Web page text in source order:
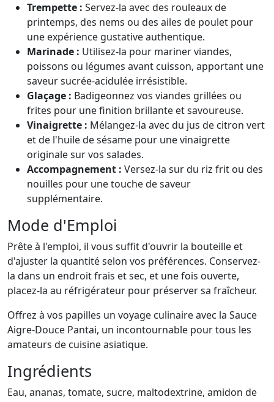
Trempette : Servez-la avec des rouleaux de
printemps, des nems ou des ailes de poulet pour
une expérience gustative authentique.
Marinade : Utilisez-la pour mariner viandes,
poissons ou légumes avant cuisson, apportant une
saveur sucrée-acidulée irrésistible.
Glaçage : Badigeonnez vos viandes grillées ou
frites pour une finition brillante et savoureuse.
Vinaigrette : Mélangez-la avec du jus de citron vert
et de l'huile de sésame pour une vinaigrette
originale sur vos salades.
Accompagnement : Versez-la sur du riz frit ou des
nouilles pour une touche de saveur
supplémentaire.
Mode d'Emploi
Prête à l'emploi, il vous suffit d'ouvrir la bouteille et
d'ajuster la quantité selon vos préférences. Conservez-
la dans un endroit frais et sec, et une fois ouverte,
placez-la au réfrigérateur pour préserver sa fraîcheur.
Offrez à vos papilles un voyage culinaire avec la Sauce
Aigre-Douce Pantai, un incontournable pour tous les
amateurs de cuisine asiatique.
Ingrédients
Eau, ananas, tomate, sucre, maltodextrine, amidon de